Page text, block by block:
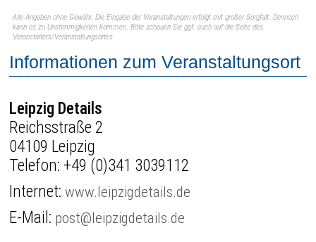
Alle Angaben ohne Gewähr. Die Eingabe der Veranstaltungen erfolgt mit großer Sorgfalt. Dennoch
kann es zu Unstimmigkeiten kommen. Bitte schauen Sie ggf. auch auf die Seite des
Veranstalters/Veranstaltungsortes.
Informationen zum Veranstaltungsort
Leipzig Details
Reichsstraße 2
04109 Leipzig
Telefon: +49 (0)341 3039112
Internet:www.leipzigdetails.de
E-Mail: post@leipzigdetails.de